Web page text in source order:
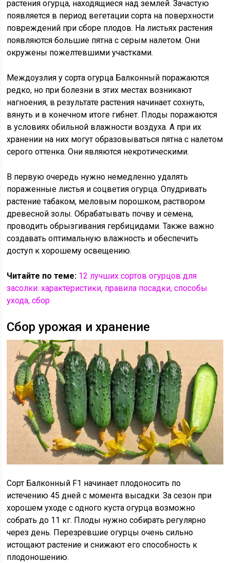
растения огурца, находящиеся над землей. Зачастую
появляется в период вегетации сорта на поверхности
повреждений при сборе плодов. На листьях растения
появляются большие пятна с серым налетом. Они
окружены пожелтевшими участками.
Междоузлия у сорта огурца Балконный поражаются
редко, но при болезни в этих местах возникают
нагноения, в результате растения начинает сохнуть,
вянуть и в конечном итоге гибнет. Плоды поражаются
в условиях обильной влажности воздуха. А при их
хранении на них могут образовываться пятна с налетом
серого оттенка. Они являются некротическими.
В первую очередь нужно немедленно удалять
пораженные листья и соцветия огурца. Опудривать
растение табаком, меловым порошком, раствором
древесной золы. Обрабатывать почву и семена,
проводить обрызгивания гербицидами. Также важно
создавать оптимальную влажность и обеспечить
доступ к хорошему освещению.
Читайте по теме: 12 лучших сортов огурцов для
засолки: характеристики, правила посадки, способы
ухода, сбор
Сбор урожая и хранение
Сорт Балконный F1 начинает плодоносить по
истечению 45 дней с момента высадки. За сезон при
хорошем уходе с одного куста огурца возможно
собрать до 11 кг. Плоды нужно собирать регулярно
через день. Перезревшие огурцы очень сильно
истощают растение и снижают его способность к
плодоношению.